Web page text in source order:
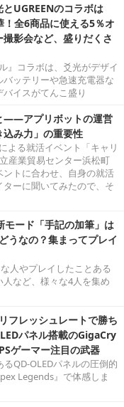
とUGREENのコラボは
！全6商品に使える5％オ
影会など、盛りだくさ
』コラボは、爻光がデザイ
ッテリーや急速充電器な
イスがてんこ盛り
――アプリボットの運営
み力」の重要性
よる就活イベント「キャリ
産業貿易センター浜松町
トに合わせ、自身の就活
ーに聞いてみたので、そ
ード「手記の加筆」は
うなの？集まってプレイ
人やプレイしたことある
など、様々な4人を集め
フレッシュレートで勝ち
パネル搭載のGigaCry
ゲーマー注目の武器
るQD-OLEDパネルの圧倒的
Legends』で体感しま